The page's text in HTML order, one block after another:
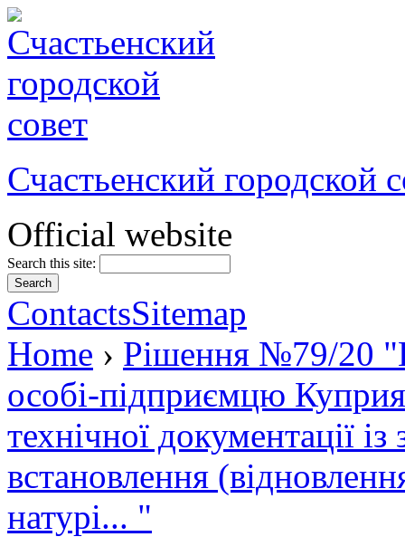
Счастьенский городской
Official website
Search this site:
ContactsSitemap
Home › Рішення №79/20
особі-підприємцю
технічної документації
встановлення
натурі... "